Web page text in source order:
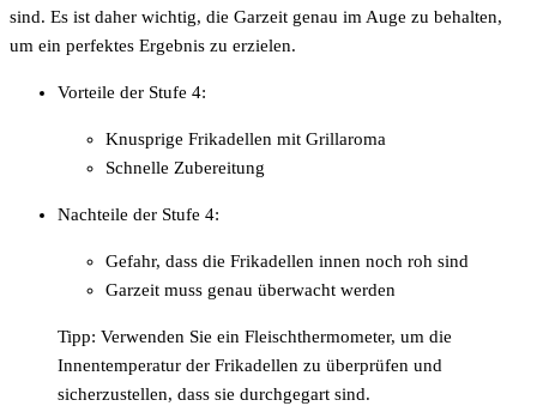
sind. Es ist daher wichtig, die Garzeit genau im Auge zu behalten,
um ein perfektes Ergebnis zu erzielen.
Vorteile der Stufe 4:
Knusprige Frikadellen mit Grillaroma
Schnelle Zubereitung
Nachteile der Stufe 4:
Gefahr, dass die Frikadellen innen noch roh sind
Garzeit muss genau überwacht werden
Tipp: Verwenden Sie ein Fleischthermometer, um die
Innentemperatur der Frikadellen zu überprüfen und
sicherzustellen, dass sie durchgegart sind.